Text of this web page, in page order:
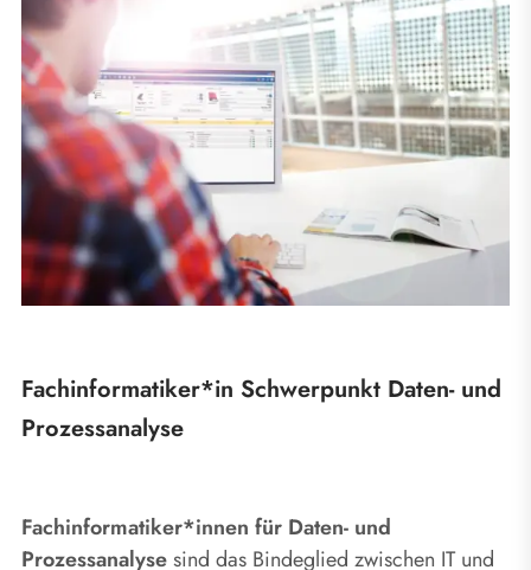
Fachinformatiker*in Schwerpunkt Daten- und
Prozessanalyse
Fachinformatiker*innen für Daten- und
Prozessanalysesind das Bindeglied zwischen IT und